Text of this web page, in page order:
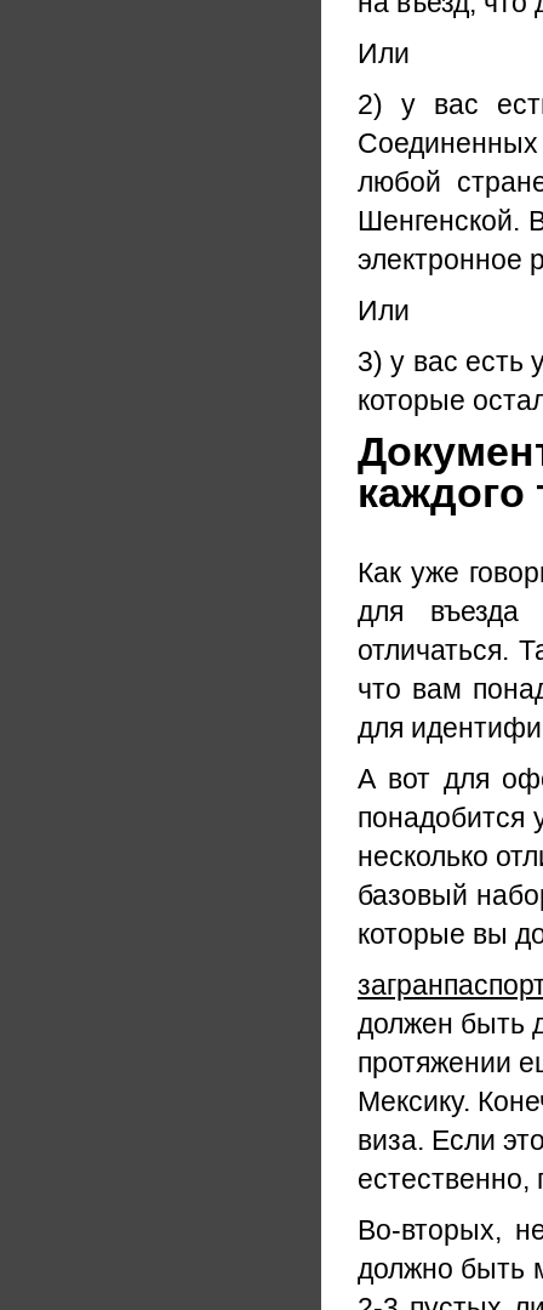
Или
2) у вас
любой
Шенгенской.
электронное
Или
3) у вас есть
которые
каждого
Как уже
для въезда
отличаться.
что вам
для
А вот для
понадобится
несколько
базовый
которые вы
должен быть
протяжении
Мексику.
виза. Если
Во-вторых,
должно быть